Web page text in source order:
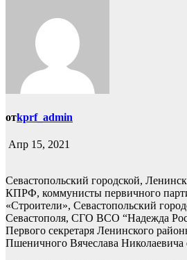
отkprf_admin
Апр 15, 2021
Севастопольский городской,
КПРФ, коммунисты первичного
«Строители», Севастопольский
Севастополя, СГО ВСО “Надежда
Первого секретаря Ленинского
Пшеничного Вячеслава